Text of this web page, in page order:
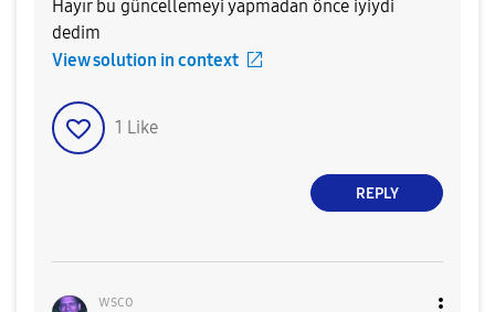
Hayır bu güncellemeyi yapmadan önce iyiydi
dedim
View solution in context
1 Like
REPLY
wsco